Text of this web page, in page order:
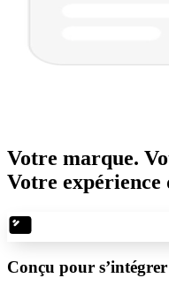
Votre marque.
Votre expérience
Conçu pour